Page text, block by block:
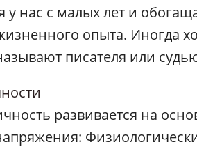
у нас с малых лет и
опыта. Иногда
писателя или
развивается на